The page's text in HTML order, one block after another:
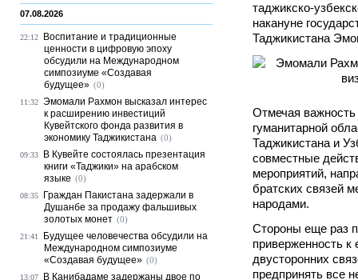
таджикско-
накануне
Таджикистана
Отмечая важность
гуманитарной
Таджикистана и
совместные
мероприятий,
братских связей
народами.
Стороны еще раз
приверженность
двусторонних
предпринять все
07.08.2026
22:12
Воспитание и традиционные
ценности в цифровую эпоху
обсудили на Международном
симпозиуме «Создавая
будущее» (0)
11:32 Эмомали Рахмон высказал интерес
к расширению инвестиций
Кувейтского фонда развития в
экономику Таджикистана (0)
09:33
В Кувейте состоялась презентация
книги «Таджики» на арабском
языке (0)
08:35
Граждан Пакистана задержали в
Душанбе за продажу фальшивых
золотых монет (0)
21:41
Будущее человечества обсудили на
Международном симпозиуме
«Создавая будущее» (0)
13:07
В Канибадаме задержаны двое по